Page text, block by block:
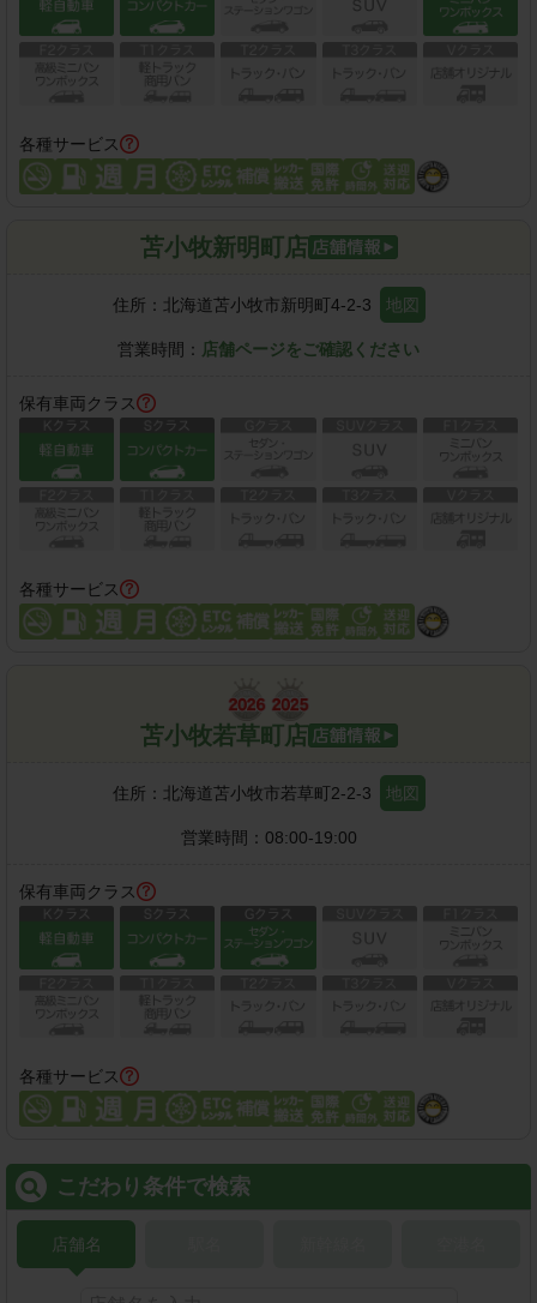
各種サービス
苫小牧新明町店
住所： 北海道苫小牧市新明町4-2-3 地図
営業時間： 店舗ページをご確認ください
保有車両クラス
各種サービス
苫小牧若草町店
住所： 北海道苫小牧市若草町2-2-3 地図
営業時間： 08:00-19:00
保有車両クラス
各種サービス
こだわり条件で検索
店舗名